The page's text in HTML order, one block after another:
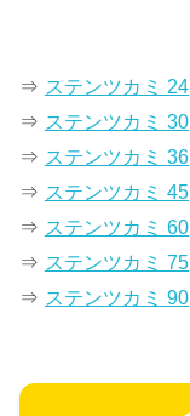
⇒ ステンツカミ 24
⇒ ステンツカミ 30
⇒ ステンツカミ 36
⇒ ステンツカミ 45
⇒ ステンツカミ 60
⇒ ステンツカミ 75
⇒ ステンツカミ 90